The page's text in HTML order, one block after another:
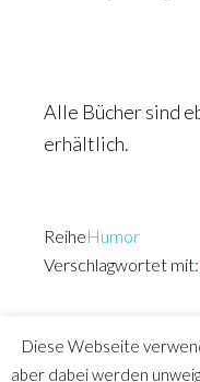
Alle Bücher sind
erhältlich.
ReiheHumor
Verschlagwortet mit:
© 2017-2026 Anja
Diese Webseite
aber dabei werden